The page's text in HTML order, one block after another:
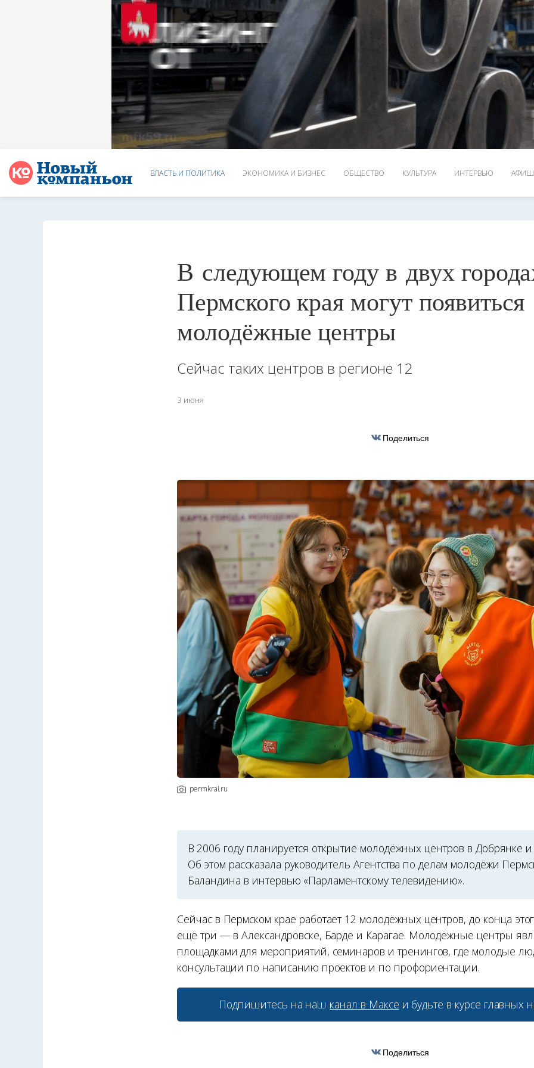
ВЛАСТЬ И ПОЛИТИКА ЭКОНОМИКА И БИЗНЕС ОБЩЕСТВО КУЛЬТУРА ИНТЕРВЬЮ
В следующем году в двух
Пермского края могут появиться
молодёжные центры
Сейчас таких центров в регионе 12
3 июня
Поделиться
permkrai.ru
В 2006 году планируется открытие молодёжных центров в Добрянке
Об этом рассказала руководитель Агентства по делам молодёжи
Баландина в интервью «Парламентскому телевидению».
Сейчас в Пермском крае работает 12 молодёжных центров, до конца
ещё три — в Александровске, Барде и Карагае. Молодёжные центры
площадками для мероприятий, семинаров и тренингов, где молодые
консультации по написанию проектов и по профориентации.
Подпишитесь на наш канал в Максе и будьте в курсе главных
Поделиться